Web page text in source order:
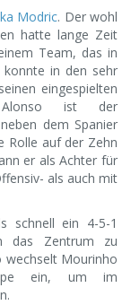
Modric. Der wohl
hatte lange Zeit
Team, das in
in den sehr
eingespielten
Alonso ist der
dem Spanier
Rolle auf der Zehn
er als Achter für
als auch mit
schnell ein 4-5-1
das Zentrum zu
wechselt Mourinho
ein, um im